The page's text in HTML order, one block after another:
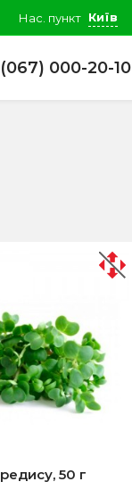
Нас. пункт Київ
(067) 000-20-10
50 г